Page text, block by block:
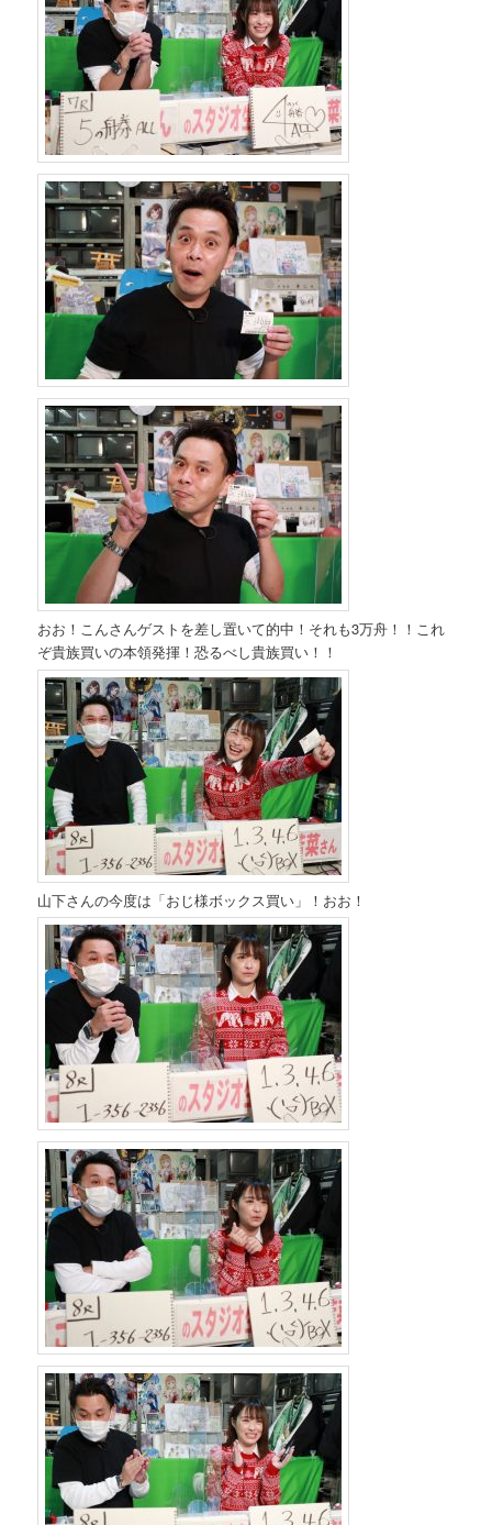
おお！こんさんゲストを差し置いて的中！それも3万舟！！これ
ぞ貴族買いの本領発揮！恐るべし貴族買い！！
山下さんの今度は「おじ様ボックス買い」！おお！